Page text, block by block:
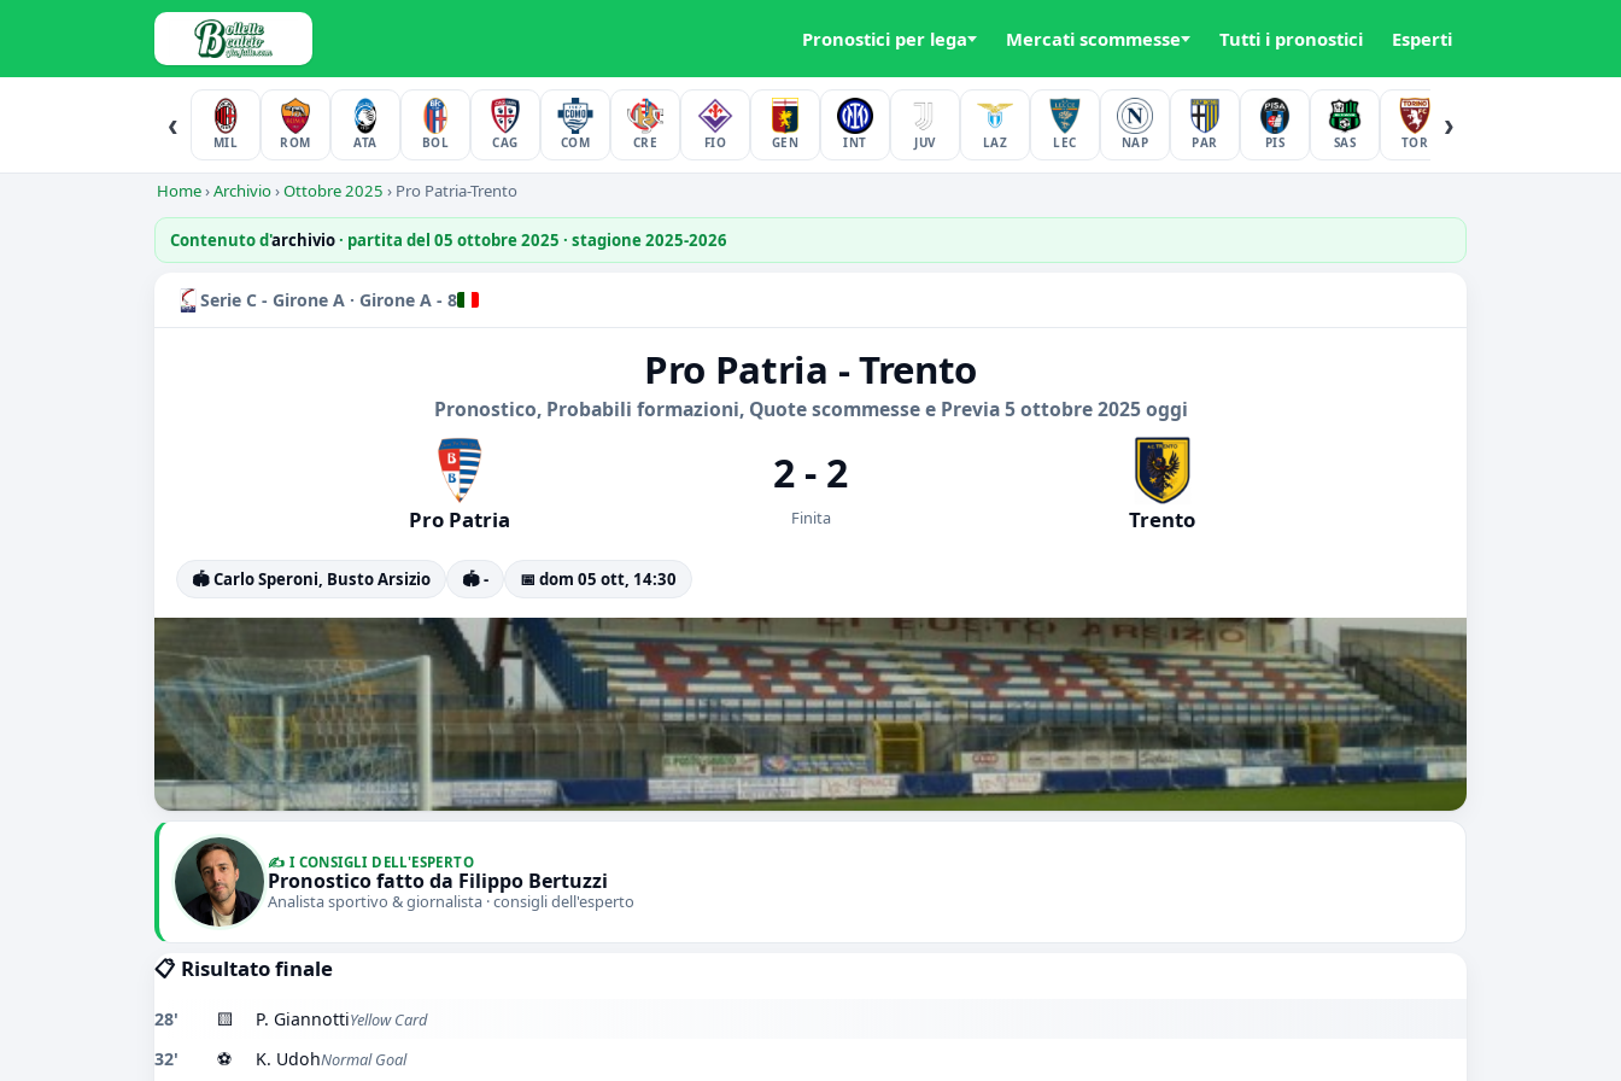
Pronostici per lega Mercati scommesse Tutti i pronostici Esperti
‹
MIL ROM ATA BOL CAG COM CRE FIO GEN INT JUV LAZ LEC NAP PAR PIS SAS TOR
›
Home›Archivio›Ottobre 2025 › Pro Patria-Trento
Contenuto d'archivio· partita del 05 ottobre 2025 · stagione 2025-2026
Serie C - Girone A · Girone A - 8
Pro Patria - Trento
Pronostico, Probabili formazioni, Quote scommesse e Previa 5 ottobre 2025 oggi
Pro Patria
2 - 2
Finita Trento
🏟️ Carlo Speroni, Busto Arsizio 🏟️ - 📅 dom 05 ott, 14:30
✍️ I CONSIGLI DELL'ESPERTO
Pronostico fatto da Filippo Bertuzzi
Analista sportivo & giornalista · consigli dell'esperto
📋 Risultato finale
28' 🟨 P. GiannottiYellow Card
32' ⚽ K. UdohNormal Goal